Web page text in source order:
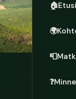
🏠
🌍
📮
❓